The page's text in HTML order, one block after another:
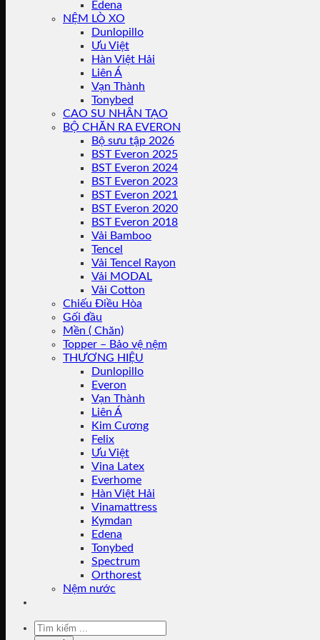
Edena
NỆM LÒ XO
Dunlopillo
Ưu Việt
Hàn Việt Hải
Liên Á
Vạn Thành
Tonybed
CAO SU NHÂN TẠO
BỘ CHĂN RA EVERON
Bộ sưu tập 2026
BST Everon 2025
BST Everon 2024
BST Everon 2023
BST Everon 2021
BST Everon 2020
BST Everon 2018
Vải Bamboo
Tencel
Vải Tencel Rayon
Vải MODAL
Vải Cotton
Chiếu Điều Hòa
Gối đầu
Mền ( Chăn)
Topper – Bảo vệ nệm
THƯƠNG HIỆU
Dunlopillo
Everon
Vạn Thành
Liên Á
Kim Cương
Felix
Ưu Việt
Vina Latex
Everhome
Hàn Việt Hải
Vinamattress
Kymdan
Edena
Tonybed
Spectrum
Orthorest
Nệm nước